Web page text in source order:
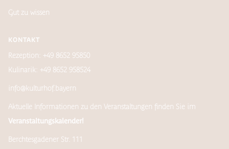
Gut zu wissen
KONTAKT
Rezeption: +49 8652 95850
Kulinarik: +49 8652 958524
info@kulturhof.bayern
Aktuelle Informationen zu den Veranstaltungen finden Sie im
Veranstaltungskalender!
Berchtesgadener Str. 111